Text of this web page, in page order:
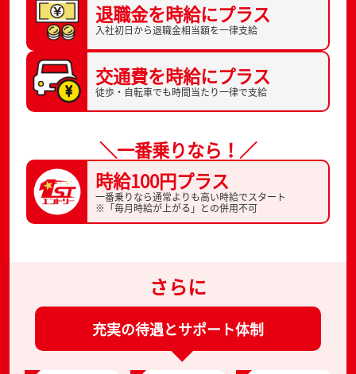
退職金を時給にプラス
入社初日から退職金相当額を一律支給
交通費を時給にプラス
徒歩・自転車でも時間当たり一律で支給
＼一番乗りなら！／
時給100円プラス
一番乗りなら通常よりも高い時給でスタート
※「毎月時給が上がる」との併用不可
さらに
充実の待遇とサポート体制